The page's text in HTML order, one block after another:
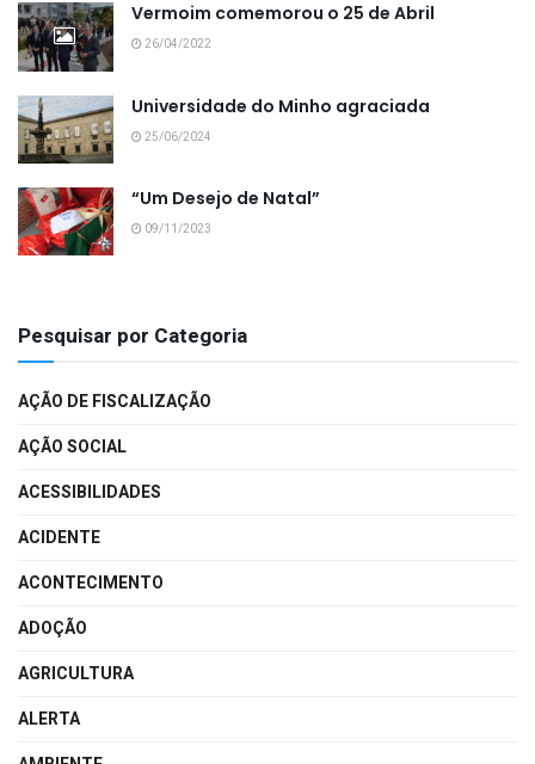
Vermoim comemorou o 25 de Abril
26/04/2022
Universidade do Minho agraciada
25/06/2024
“Um Desejo de Natal”
09/11/2023
Pesquisar por Categoria
AÇÃO DE FISCALIZAÇÃO
AÇÃO SOCIAL
ACESSIBILIDADES
ACIDENTE
ACONTECIMENTO
ADOÇÃO
AGRICULTURA
ALERTA